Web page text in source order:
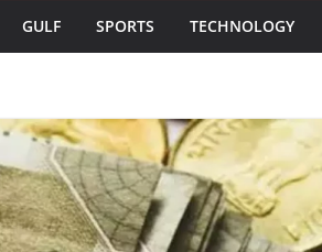
GULF SPORTS TECHNOLOGY